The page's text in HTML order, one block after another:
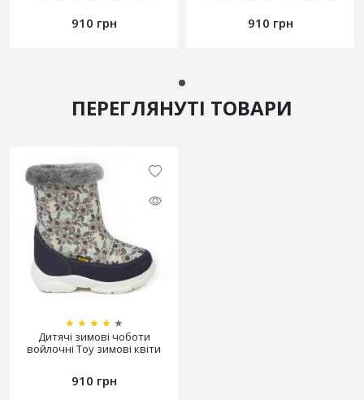
910 грн 910 грн
ПЕРЕГЛЯНУТІ ТОВАРИ
★ ★ ★ ★ ★
Дитячі зимові чоботи
войлочні Toy зимові квіти
910 грн